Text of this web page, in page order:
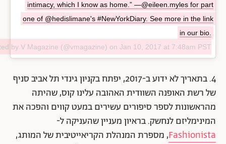
intimacy, which I know as home.” —@eileen.myles for part
one of @hedislimane's #NewYorkDiary. See more in the link
in our bio.
by V Magazine (@vmagazine) on Jan 10, 2017 at 7:48am PST
4. בתאריך לא ידוע ב-2017, יפתח בקניון גינדי תל אביב סניף
של רשת האופנה השוודית האהובה עלינו קוס, שהיתה
מהראשונות לספר סיפורים עשירים במעט קווים והפכה את
המינימליזם לנחשק. בראיון מעניין שהעניקה ל-
Fashionista, מספרת המנהלת הקריאייטיבית של המותג,